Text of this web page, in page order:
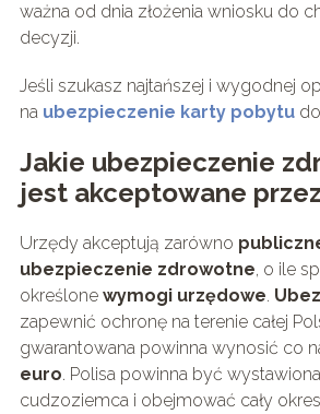
ważna od dnia złożenia wniosku do
decyzji.
Jeśli szukasz najtańszej i wygodnej
na ubezpieczenie karty pobytu
Jakie ubezpieczenie
jest akceptowane
Urzędy akceptują zarówno
ubezpieczenie zdrowotne, o ile
określone wymogi urzędowe.
zapewnić ochronę na terenie całej
gwarantowana powinna wynosić co
euro. Polisa powinna być
cudzoziemca i obejmować cały